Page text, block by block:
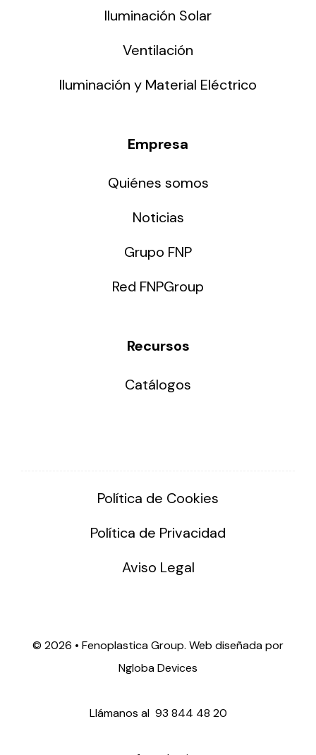
Iluminación Solar
Ventilación
Iluminación y Material Eléctrico
Empresa
Quiénes somos
Noticias
Grupo FNP
Red FNPGroup
Recursos
Catálogos
Política de Cookies
Política de Privacidad
Aviso Legal
© 2026 • Fenoplastica Group. Web diseñada por
Ngloba Devices
Llámanos al 93 844 48 20